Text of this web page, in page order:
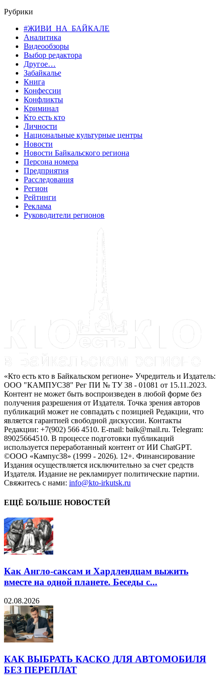
Рубрики
#ЖИВИ_НА_БАЙКАЛЕ
Аналитика
Видеообзоры
Выбор редактора
Другое…
Забайкалье
Книга
Конфессии
Конфликты
Криминал
Кто есть кто
Личности
Национальные культурные центры
Новости
Новости Байкальского региона
Персона номера
Предприятия
Расследования
Регион
Рейтинги
Реклама
Руководители регионов
«Кто есть кто в Байкальском регионе» Учредитель и Издатель:
ООО "КАМПУС38" Рег ПИ № ТУ 38 - 01081 от 15.11.2023.
Контент не может быть воспроизведен в любой форме без
получения разрешения от Издателя. Точка зрения авторов
публикаций может не совпадать с позицией Редакции, что
является гарантией свободной дискуссии. Контакты
Редакции: +7(902) 566 4510. E-mail: baik@mail.ru. Telegram:
89025664510. В процессе подготовки публикаций
используется переработанный контент от ИИ ChatGPT.
©ООО «Кампус38» (1999 - 2026). 12+. Финансирование
Издания осуществляется исключительно за счет средств
Издателя. Издание не рекламирует политические партии.
Свяжитесь с нами: info@kto-irkutsk.ru
ЕЩЁ БОЛЬШЕ НОВОСТЕЙ
Как Англо-саксам и Хардлендцам выжить
вместе на одной планете. Беседы с...
02.08.2026
КАК ВЫБРАТЬ КАСКО ДЛЯ АВТОМОБИЛЯ
БЕЗ ПЕРЕПЛАТ